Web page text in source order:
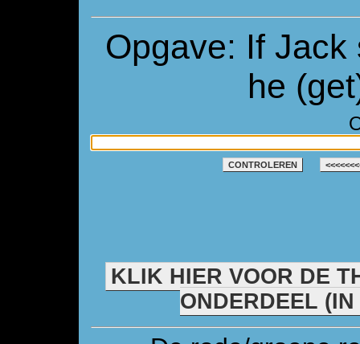
Opgave: If
he
CONTROLEREN
KLIK HIER VOOR DE
ONDERDEEL